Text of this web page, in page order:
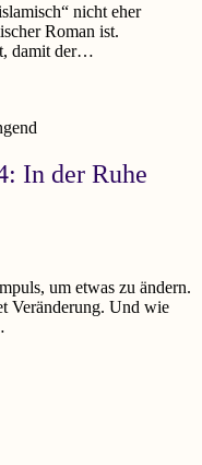
nicht eher
Roman ist.
damit der…
In der Ruhe
um etwas zu ändern.
Veränderung. Und wie